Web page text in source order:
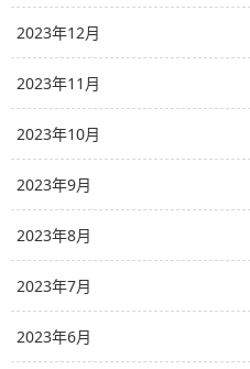
2023年12月
2023年11月
2023年10月
2023年9月
2023年8月
2023年7月
2023年6月